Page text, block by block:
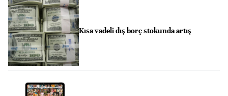
Kısa vadeli dış borç stokunda artış